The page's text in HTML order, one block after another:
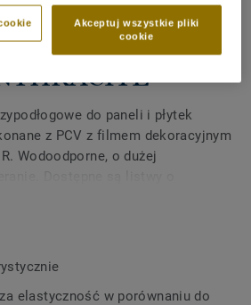
listwy
z PCV do LVT -
do paneli i płytek
z PCV z filmem dekoracyjnym
Wodoodporne, o dużej
2,02 m, w kolorach
listwy przypodłogowe są
podłogami LVT Tarkett (Glue-
elastyczność w porównaniu do
Akceptuj wszystkie pliki
cookie